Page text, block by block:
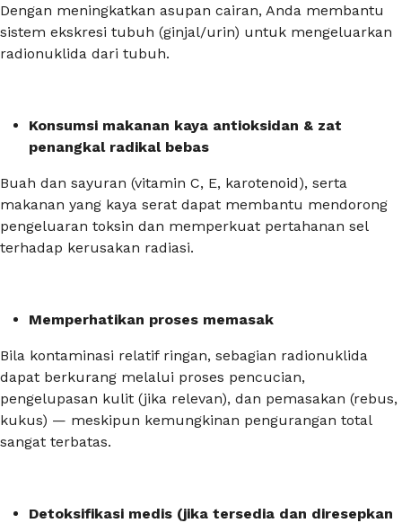
Dengan meningkatkan asupan cairan, Anda membantu
sistem ekskresi tubuh (ginjal/urin) untuk mengeluarkan
radionuklida dari tubuh.
Konsumsi makanan kaya antioksidan & zat
penangkal radikal bebas
Buah dan sayuran (vitamin C, E, karotenoid), serta
makanan yang kaya serat dapat membantu mendorong
pengeluaran toksin dan memperkuat pertahanan sel
terhadap kerusakan radiasi.
Memperhatikan proses memasak
Bila kontaminasi relatif ringan, sebagian radionuklida
dapat berkurang melalui proses pencucian,
pengelupasan kulit (jika relevan), dan pemasakan (rebus,
kukus) — meskipun kemungkinan pengurangan total
sangat terbatas.
Detoksifikasi medis (jika tersedia dan diresepkan